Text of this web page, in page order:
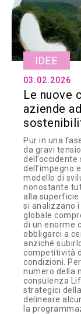
IDEE
03.02.2026
Le nuove
aziende
Pur in una
da gravi
dell’impegno
modello di
nonostante
alla superficie
si analizzano
globale
di un enorme
obbligarci a
anziché
competitività
condizioni.
numero della
consulenza
strategici
delineare
la